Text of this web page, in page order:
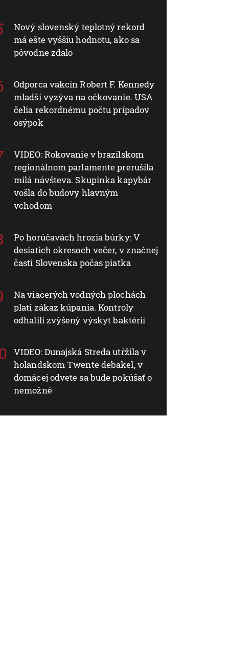
Nový slovenský teplotný rekord
má ešte vyššiu hodnotu, ako sa
pôvodne zdalo
Odporca vakcín Robert F. Kennedy
mladší vyzýva na očkovanie. USA
čelia rekordnému počtu prípadov
osýpok
VIDEO: Rokovanie v brazílskom
regionálnom parlamente prerušila
milá návšteva. Skupinka kapybár
vošla do budovy hlavným
vchodom
Po horúčavách hrozia búrky: V
desiatich okresoch večer, v značnej
časti Slovenska počas piatka
Na viacerých vodných plochách
platí zákaz kúpania. Kontroly
odhalili zvýšený výskyt baktérií
VIDEO: Dunajská Streda utŕžila v
holandskom Twente debakel, v
domácej odvete sa bude pokúšať o
nemožné